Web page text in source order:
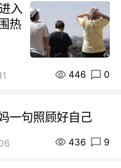
入
热
446 0
一句照顾好自己
436 9